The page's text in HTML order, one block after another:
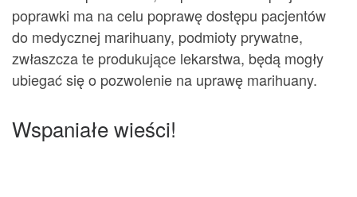
poprawki ma na celu poprawę dostępu pacjentów
do medycznej marihuany, podmioty prywatne,
zwłaszcza te produkujące lekarstwa, będą mogły
ubiegać się o pozwolenie na uprawę marihuany.
Wspaniałe wieści!